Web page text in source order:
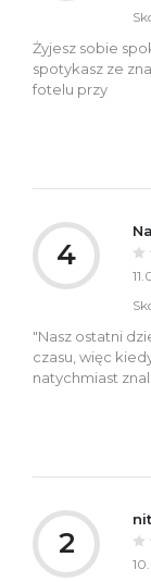
Żyjesz sobie
spotykasz ze
fotelu przy
4
"Nasz ostatni
czasu, więc
natychmiast
2